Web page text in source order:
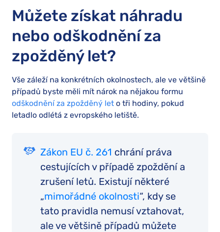
Můžete získat náhradu
nebo odškodnění za
zpožděný let?
Vše záleží na konkrétních okolnostech, ale ve většině
případů byste měli mít nárok na nějakou formu
odškodnění za zpožděný let o tři hodiny, pokud
letadlo odlétá z evropského letiště.
Zákon EU č. 261 chrání práva
cestujících v případě zpoždění a
zrušení letů. Existují některé
„mimořádné okolnosti“, kdy se
tato pravidla nemusí vztahovat,
ale ve většině případů můžete